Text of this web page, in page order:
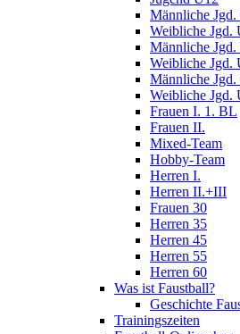
Männliche
Weibliche Jgd.
Männliche
Weibliche Jgd.
Männliche
Weibliche Jgd.
Frauen I. 1. BL
Frauen II.
Mixed-Team
Hobby-Team
Herren I.
Herren II.+III
Frauen 30
Herren 35
Herren 45
Herren 55
Herren 60
Was ist Faustball?
Geschichte
Trainingszeiten